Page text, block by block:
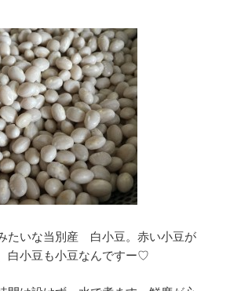
たいな当別産 白小豆。赤い小豆が
白小豆も小豆なんですー♡